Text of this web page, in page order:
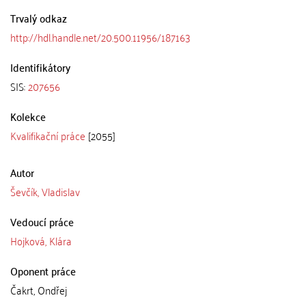
Trvalý odkaz
http://hdl.handle.net/20.500.11956/187163
Identifikátory
SIS:207656
Kolekce
Kvalifikační práce [2055]
Autor
Ševčík, Vladislav
Vedoucí práce
Hojková, Klára
Oponent práce
Čakrt, Ondřej